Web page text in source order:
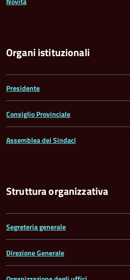
Organi istituzionali
Presidente
Consiglio Provinciale
Assemblea dei Sindaci
Struttura organizzativa
Segreteria generale
Direzione Generale